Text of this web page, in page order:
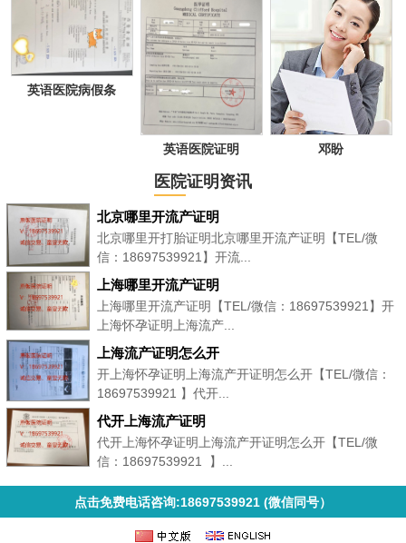
英语医院病假条
英语医院证明 邓盼
医院证明资讯
北京哪里开流产证明
北京哪里开打胎证明北京哪里开流产证明【TEL/微
信：18697539921】开流...
上海哪里开流产证明
上海哪里开流产证明【TEL/微信：18697539921】开
上海怀孕证明上海流产...
上海流产证明怎么开
开上海怀孕证明上海流产开证明怎么开【TEL/微信：
18697539921 】代开...
代开上海流产证明
代开上海怀孕证明上海流产开证明怎么开【TEL/微
信：18697539921 】...
点击免费电话咨询:18697539921 (微信同号）